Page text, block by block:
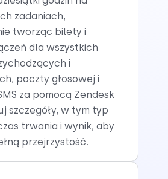
zadaniach,
tworząc bilety i
dla wszystkich
i
poczty głosowej i
za pomocą Zendesk
szczegóły, w tym typ
trwania i wynik, aby
przejrzystość.